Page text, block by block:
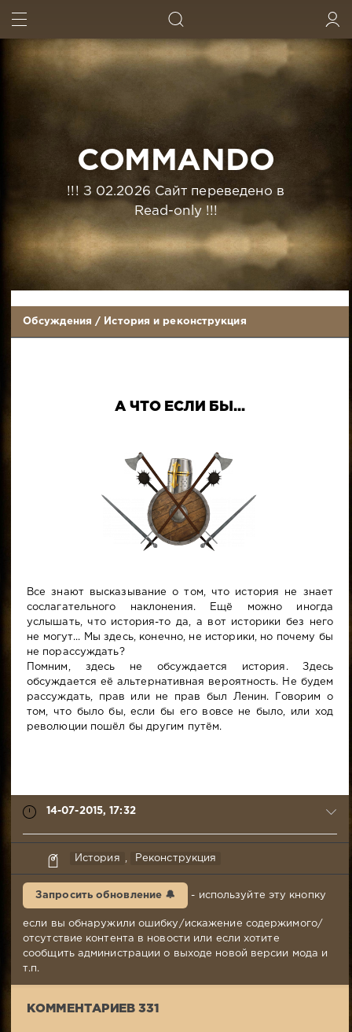
COMMANDO
!!! З 02.2026 Сайт переведено в
Read-only !!!
Обсуждения / История и реконструкция
А ЧТО ЕСЛИ БЫ...
Все знают высказывание о том, что история не знает
сослагательного наклонения. Ещё можно иногда
услышать, что история-то да, а вот историки без него
не могут... Мы здесь, конечно, не историки, но почему бы
не порассуждать?
Помним, здесь не обсуждается история. Здесь
обсуждается её альтернативная вероятность. Не будем
рассуждать, прав или не прав был Ленин. Говорим о
том, что было бы, если бы его вовсе не было, или ход
революции пошёл бы другим путём.
14-07-2015, 17:32
Axis
Fierce
2015,
17:32
Комментариев:
636
История , Реконструкция
Запросить обновление 🔔 - используйте эту кнопку
если вы обнаружили ошибку/искажение содержимого/
отсутствие контента в новости или если хотите
сообщить администрации о выходе новой версии мода и
т.п.
КОММЕНТАРИЕВ 331